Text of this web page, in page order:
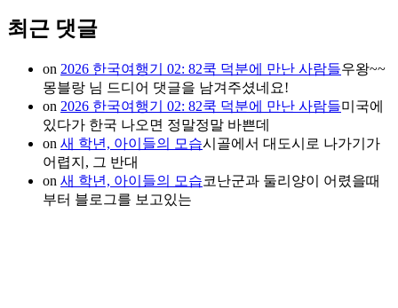
최근 댓글
on 2026 한국여행기 02: 82쿡 덕분에 만난 사람들우왕~~
몽블랑 님 드디어 댓글을 남겨주셨네요!
on 2026 한국여행기 02: 82쿡 덕분에 만난 사람들미국에
있다가 한국 나오면 정말정말 바쁜데
on 새 학년, 아이들의 모습시골에서 대도시로 나가기가
어렵지, 그 반대
on 새 학년, 아이들의 모습코난군과 둘리양이 어렸을때
부터 블로그를 보고있는